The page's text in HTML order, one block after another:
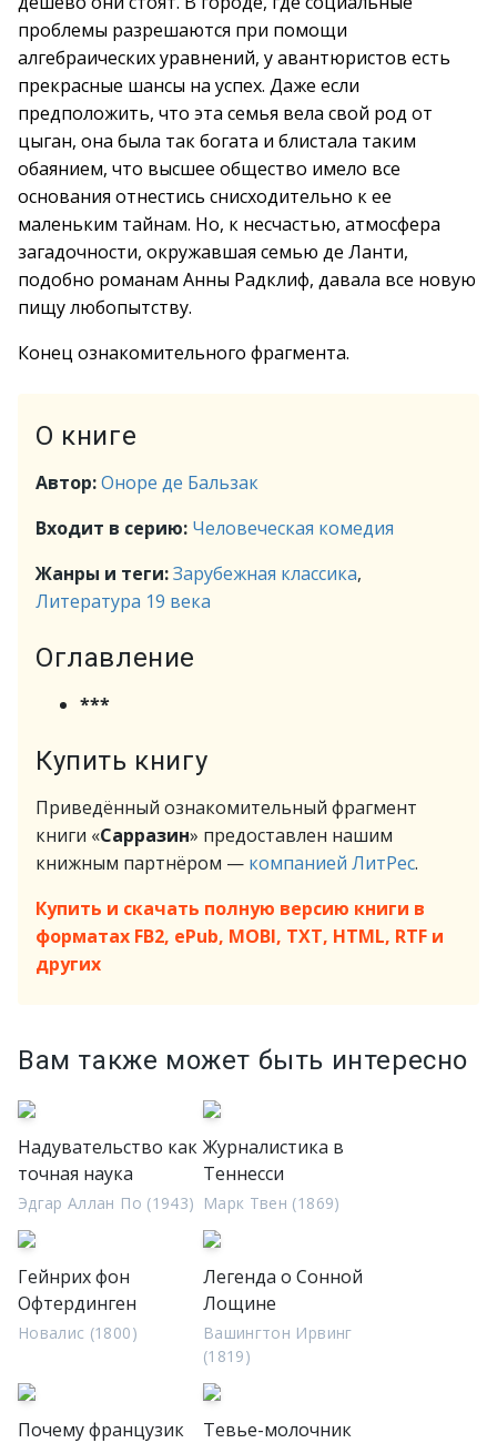
проблемы разрешаются при помощи
алгебраических уравнений, у авантюристов есть
прекрасные шансы на успех. Даже если
предположить, что эта семья вела свой род от
цыган, она была так богата и блистала таким
обаянием, что высшее общество имело все
основания отнестись снисходительно к ее
маленьким тайнам. Но, к несчастью, атмосфера
загадочности, окружавшая семью де Ланти,
подобно романам Анны Радклиф, давала все новую
пищу любопытству.
Конец ознакомительного фрагмента.
О книге
Автор:Оноре де Бальзак
Входит в серию: Человеческая комедия
Жанры и теги:Зарубежная классика,
Литература 19 века
Оглавление
***
Купить книгу
Приведённый ознакомительный фрагмент
книги «Сарразин» предоставлен нашим
книжным партнёром — компанией ЛитРес.
Купить и скачать полную версию книги в
форматах FB2, ePub, MOBI, TXT, HTML, RTF и
других
Вам также может быть интересно
Надувательство как
точная наука
Эдгар Аллан По (1943)
Журналистика в
Теннесси
Марк Твен (1869)
Гейнрих фон
Офтердинген
Новалис (1800)
Легенда о Сонной
Лощине
Вашингтон Ирвинг
(1819)
Почему французик Тевье-молочник